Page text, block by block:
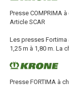
Presse COMPRIMA
Article SCAR
Les presses
1,25 m à 1,80 m. La
Presse FORTIMA à